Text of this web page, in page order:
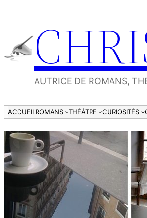
contenu
AUTRICE DE ROMANS,
ACCUEIL ROMANS THÉÂTRE CURIOSITÉS